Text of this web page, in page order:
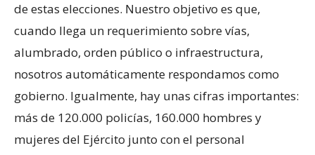
de estas elecciones. Nuestro objetivo es que,
cuando llega un requerimiento sobre vías,
alumbrado, orden público o infraestructura,
nosotros automáticamente respondamos como
gobierno. Igualmente, hay unas cifras importantes:
más de 120.000 policías, 160.000 hombres y
mujeres del Ejército junto con el personal